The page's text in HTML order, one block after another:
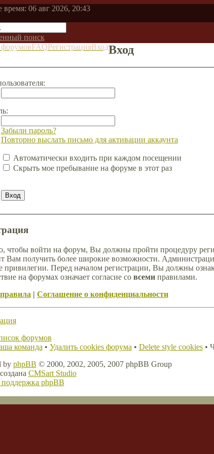
время: 06 авг 2026, 20:43
поиск
FAQРегистрацияВходВход
Забыли пароль?
Повторно выслать письмо для активации аккаунта
Автоматически входить при каждом посещении
Скрыть мое пребывание на форуме в этот раз
чтобы войти на форум, Вы должны пройти процедуру
Вам получить более широкие возможности.
привилегии. Перед началом регистрации, Вы должны
на форумах означает согласие со всемиправилами.
| Соглашение о конфиденциальности
форумов
команда • Удалить cookies форума • Delete style cookies•
by phpBB © 2000, 2002, 2005, 2007 phpBB Group
CMSart Studio
поддержка phpBB